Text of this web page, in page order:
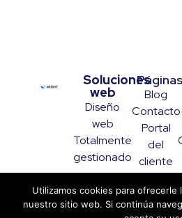
Soluciones
web
Diseño
web
Totalmente
gestionado
Páginas
Blog
Contacto
Portal
del
cliente
Utilizamos cookies para ofrecerle
nuestro sitio web. Si continúa